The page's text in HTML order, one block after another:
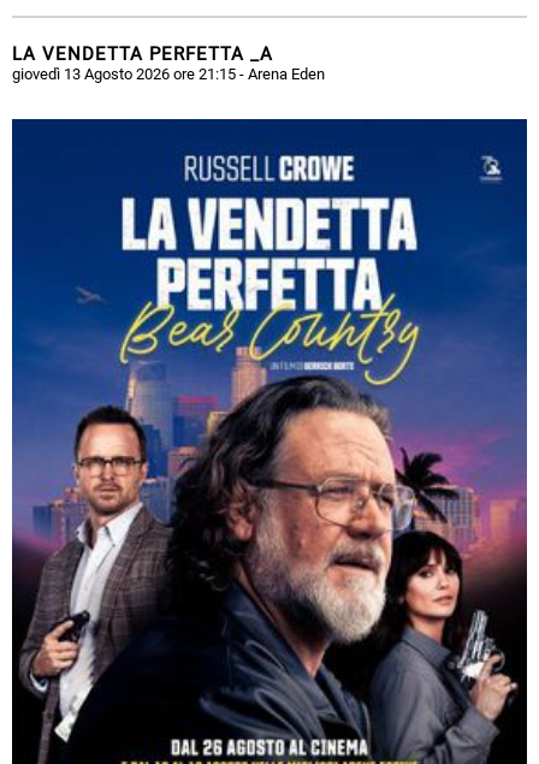
LA VENDETTA PERFETTA _A
giovedì 13 Agosto 2026 ore 21:15 - Arena Eden